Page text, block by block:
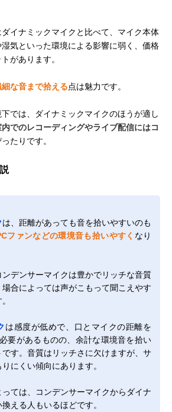
イナミックマイクと比べて、マイク本体
気といった環境による影響に弱く、価格
があります。
な音まで拾える点は魅力です。
では、ダイナミックマイクのほうが適し
でのレコーディングやライブ配信にはコ
たりです。
は、距離があっても音を拾いやすいのも
ファンなどの環境音も拾いやすく なり
デンサーマイクは豊かでリッチな音質
合によっては声がこもって聞こえやす
は感度が低めで、口とマイクの距離を
要があるものの、余計な環境音を拾い
す。音質はリッチさに欠けますが、サ
にくい傾向にあります。
ては、コンデンサーマイクからダイナ
える人もいるほどです。